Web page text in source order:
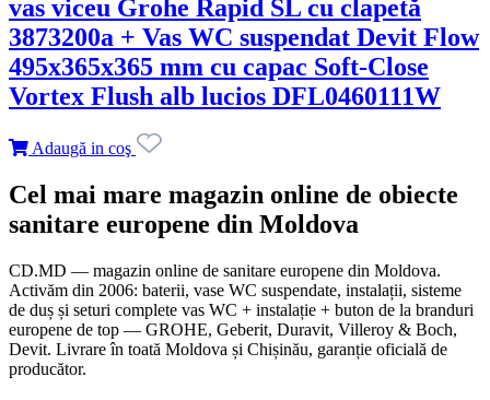
vas viceu Grohe Rapid SL cu clapetă
3873200a + Vas WC suspendat Devit Flow
495x365x365 mm cu capac Soft-Close
Vortex Flush alb lucios DFL0460111W
Adaugă in coş
Cel mai mare magazin online de obiecte
sanitare europene din Moldova
CD.MD — magazin online de sanitare europene din Moldova.
Activăm din 2006: baterii, vase WC suspendate, instalații, sisteme
de duș și seturi complete vas WC + instalație + buton de la branduri
europene de top — GROHE, Geberit, Duravit, Villeroy & Boch,
Devit. Livrare în toată Moldova și Chișinău, garanție oficială de
producător.